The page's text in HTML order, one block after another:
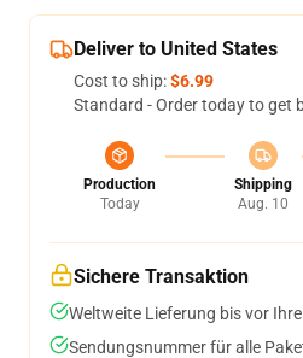
Deliver to United States
Cost to ship:$6.99
Standard - Order today to get
Production
Today
Shipping
Aug. 10
Sichere Transaktion
Weltweite Lieferung bis vor
Sendungsnummer für alle